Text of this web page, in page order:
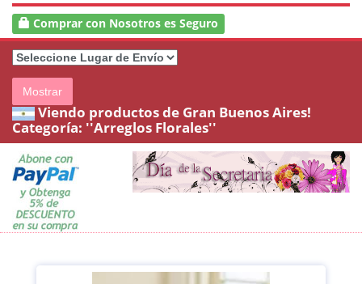
Comprar con Nosotros es Seguro
Mostrar
Viendo productos de Gran Buenos Aires!
Categoría: ''Arreglos Florales''